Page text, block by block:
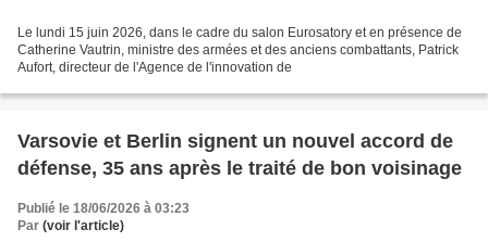
Le lundi 15 juin 2026, dans le cadre du salon Eurosatory et en présence de
Catherine Vautrin, ministre des armées et des anciens combattants, Patrick
Aufort, directeur de l'Agence de l'innovation de
Varsovie et Berlin signent un nouvel accord de
défense, 35 ans après le traité de bon voisinage
Publié le 18/06/2026 à 03:23
Par (voir l'article)